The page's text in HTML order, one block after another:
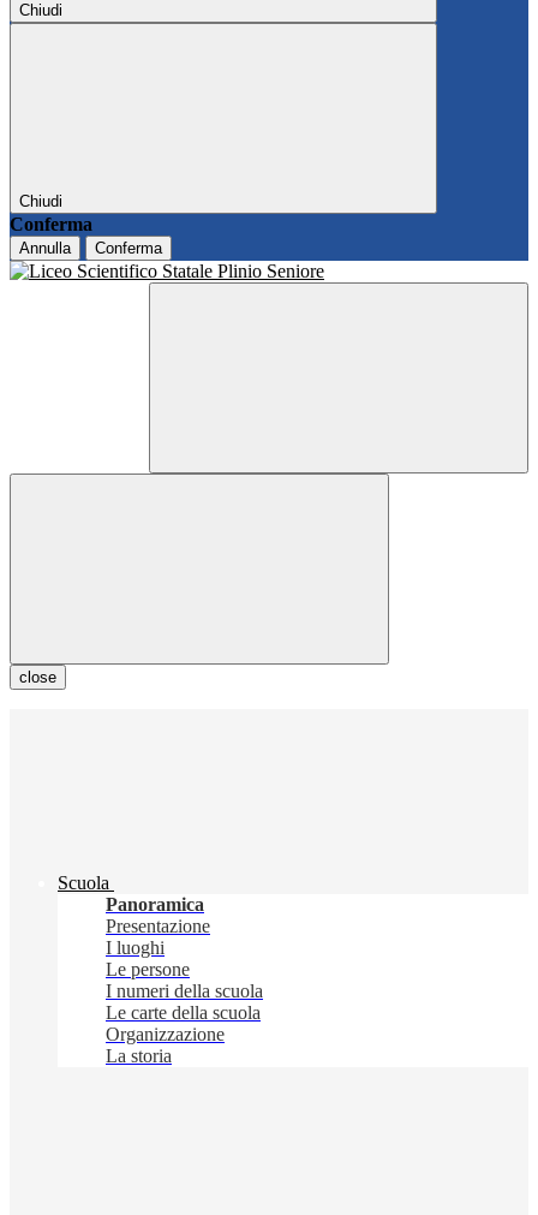
Chiudi
Chiudi
Conferma
Annulla Conferma
close
Scuola
Panoramica
Presentazione
I luoghi
Le persone
I numeri della scuola
Le carte della scuola
Organizzazione
La storia